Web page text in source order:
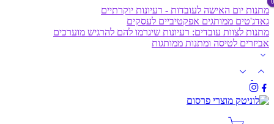
מתנות יום האישה לעובדות - רעיונות יוקרתיים
גאדג'טים ממותגים אפקטיביים לעסקים
מתנות לצוות עובדים: רעיונות שיגרמו להם להרגיש מוערכים
אביזרים לטיסה ומתנות ממותגות